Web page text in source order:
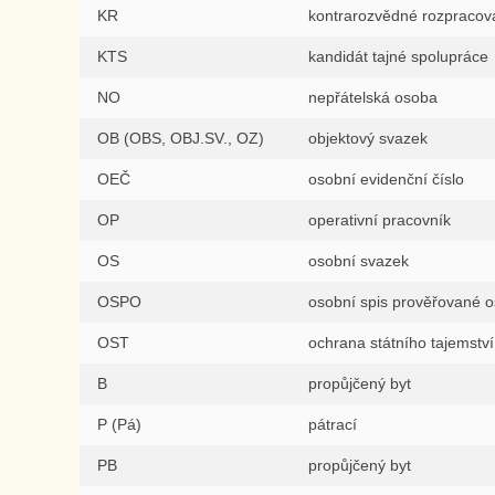
KR kontrarozvědné
KTS kandidát tajné spolupráce
NO nepřátelská osoba
OB (OBS, OBJ.SV., OZ) objektový svazek
OEČ osobní evidenční číslo
OP operativní pracovník
OS osobní svazek
OSPO osobní spis prověřované
OST ochrana státního tajemství
B propůjčený byt
P (Pá) pátrací
PB propůjčený byt